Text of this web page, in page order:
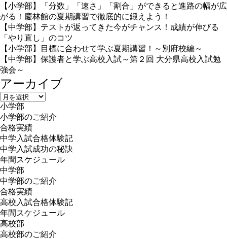
【小学部】「分数」「速さ」「割合」ができると進路の幅が広
がる！慶林館の夏期講習で徹底的に鍛えよう！
【中学部】テストが返ってきた今がチャンス！成績が伸びる
「やり直し」のコツ
【小学部】目標に合わせて学ぶ夏期講習！～別府校編～
【中学部】保護者と学ぶ高校入試～第２回 大分県高校入試勉
強会～
アーカイブ
ア
ー
カ
イ
ブ
小学部
小学部のご紹介
合格実績
中学入試合格体験記
中学入試成功の秘訣
年間スケジュール
中学部
中学部のご紹介
合格実績
高校入試合格体験記
年間スケジュール
高校部
高校部のご紹介